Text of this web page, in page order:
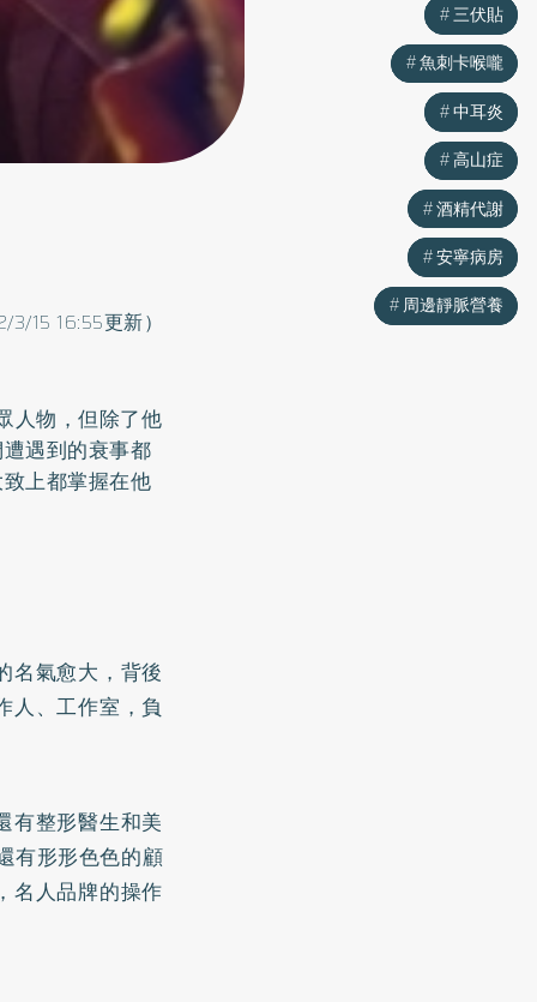
15 16:55更新）
人物，但除了他
遇到的衰事都
上都掌握在他
名氣愈大，背後
人、工作室，負
有整形醫生和美
有形形色色的顧
名人品牌的操作
三伏貼
魚刺卡喉嚨
中耳炎
高山症
酒精代謝
安寧病房
周邊靜脈營養
三伏貼
魚刺卡喉嚨
中耳炎
高山症
酒精代謝
安寧病房
周邊靜脈營養